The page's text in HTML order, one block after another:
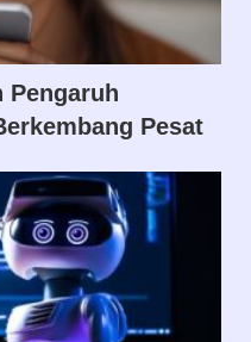
Pengaruh
Pesat